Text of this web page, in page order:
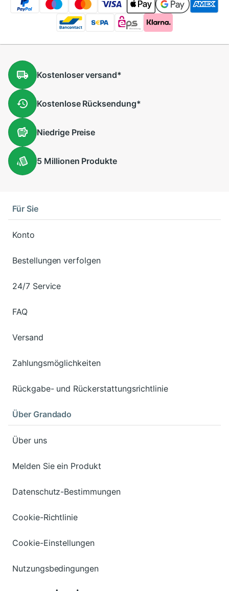
Kostenloserversand*
KostenloseRücksendung*
NiedrigePreise
5 Millionen Produkte
Für Sie
Konto
Bestellungen verfolgen
24/7 Service
FAQ
Versand
Zahlungsmöglichkeiten
Rückgabe- und Rückerstattungsrichtlinie
Über Grandado
Über uns
Melden Sie ein Produkt
Datenschutz-Bestimmungen
Cookie-Richtlinie
Cookie-Einstellungen
Nutzungsbedingungen